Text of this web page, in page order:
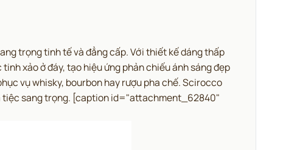
trọng tinh tế và đẳng cấp.Với thiết kế dáng thấp
xảo ở đáy, tạo hiệu ứng phản chiếu ánh sáng đẹp
vụ whisky, bourbon hay rượu pha chế. Scirocco
tiệc sang trọng. [caption id="attachment_62840"